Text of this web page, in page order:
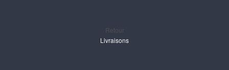
Retour
Livraisons